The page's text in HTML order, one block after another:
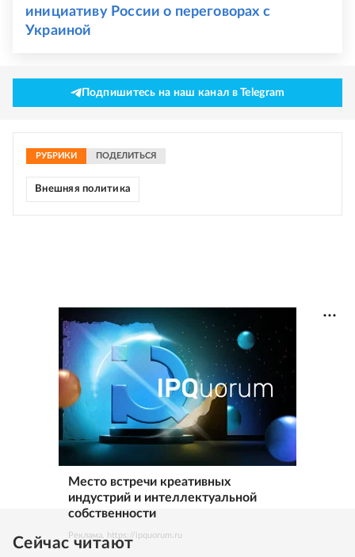
инициативу России о переговорах с
Украиной
Подпишитесь на наш канал в Telegram
РУБРИКИ ПОДЕЛИТЬСЯ
Внешняя политика
Место встречи креативных
индустрий и интеллектуальной
собственности
Реклама. https://ipquorum.ru
Сейчас читают